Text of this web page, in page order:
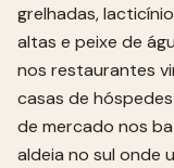
grelhadas,
altas e peixe de
nos restaurantes
casas de
de mercado nos
aldeia no sul onde